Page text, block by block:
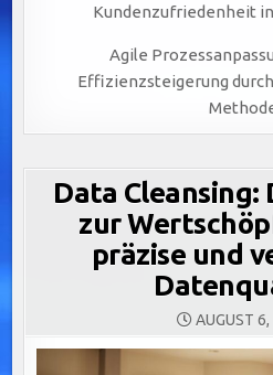
Kundenzufriedenheit
Agile
Effizienzsteigerung
Data Cleansing:
zur
präzise und
AUGUST